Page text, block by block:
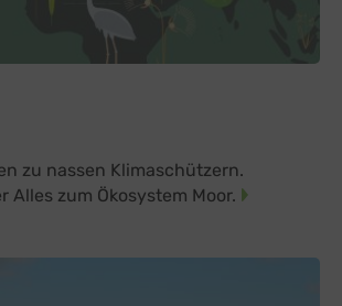
zu nassen Klimaschützern.
Alles zum Ökosystem Moor.